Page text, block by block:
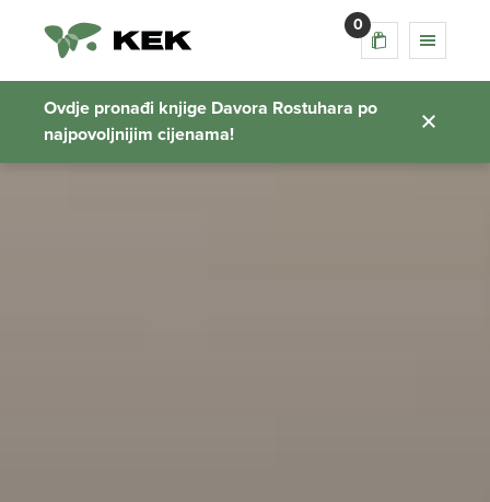
0
Ovdje pronađi knjige Davora Rostuhara po
najpovoljnijim cijenama!